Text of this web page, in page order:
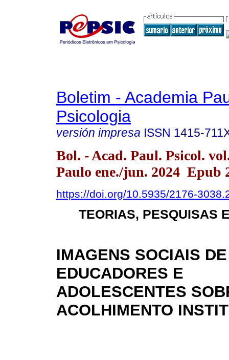
Boletim - Academia
Psicologia
versión impresa ISSN 1415-
Bol. - Acad. Paul. Psicol.
Paulo ene./jun. 2024 Epub
https://doi.org/10.5935/2176-
TEORIAS, PESQUISAS
IMAGENS SOCIAIS DE
EDUCADORES E
ADOLESCENTES
ACOLHIMENTO